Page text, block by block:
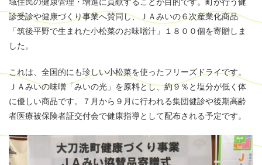
診受診や健康づくり事業へ賛同し、ＪＡみいの６次産業化商品
「筑後平野で生まれた小松菜のお味噌汁」１８００個を寄贈しま
した。
これは、全国的にも珍しい小松菜を使ったフリーズドライです。
ＪＡみいの味噌「みいの光」を原料とし、約９％と塩分が低く体
に優しい商品です。
７月から９月に行われる集団健診や後期高齢
者医療被保険者証交付会で健康指導として配布される予定です。